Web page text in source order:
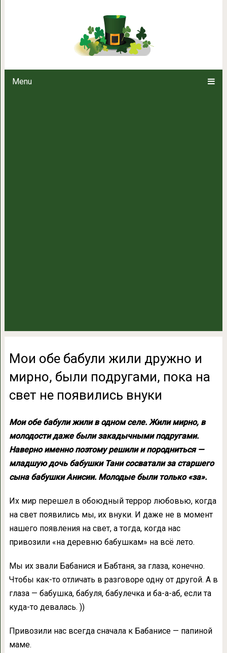
Menu
Мои обе бабули жили дружно
Мои обе бабули жили дружно и
мирно, были подругами, пока на
свет не появились внуки
Мои обе бабули жили в одном селе. Жили мирно, в
молодости даже были закадычными подругами.
Наверно именно поэтому решили и породниться —
младшую дочь бабушки Тани сосватали за старшего
сына бабушки Анисии. Молодые были только «за».
Их мир перешел в обоюдный террор любовью, когда
на свет появились мы, их внуки. И даже не в момент
нашего появления на свет, а тогда, когда нас
привозили «на деревню бабушкам» на всё лето.
Мы их звали Бабанися и Бабтаня, за глаза, конечно.
Чтобы как-то отличать в разговоре одну от другой. А в
глаза — бабушка, бабуля, бабулечка и ба-а-аб, если та
куда-то девалась. ))
Привозили нас всегда сначала к Бабанисе — папиной
маме.